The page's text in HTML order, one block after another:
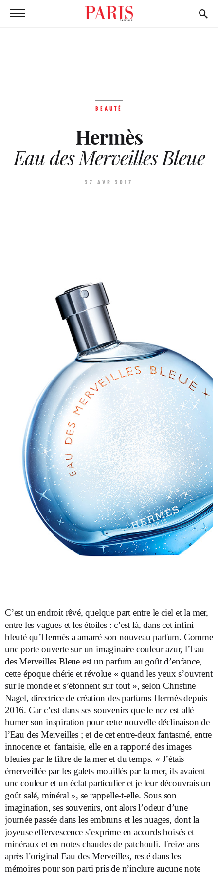
BEAUTÉ
Hermès
Eau des Merveilles Bleue
27 AVR 2017
C’est un endroit rêvé, quelque part entre le ciel et la mer,
entre les vagues et les étoiles : c’est là, dans cet infini
bleuté qu’Hermès a amarré son nouveau parfum. Comme
une porte ouverte sur un imaginaire couleur azur, l’Eau
des Merveilles Bleue est un parfum au goût d’enfance,
cette époque chérie et révolue « quand les yeux s’ouvrent
sur le monde et s’étonnent sur tout », selon Christine
Nagel, directrice de création des parfums Hermès depuis
2016. Car c’est dans ses souvenirs que le nez est allé
humer son inspiration pour cette nouvelle déclinaison de
l’Eau des Merveilles ; et de cet entre-deux fantasmé, entre
innocence et fantaisie, elle en a rapporté des images
bleuies par le filtre de la mer et du temps. « J’étais
émerveillée par les galets mouillés par la mer, ils avaient
une couleur et un éclat particulier et je leur découvrais un
goût salé, minéral », se rappelle-t-elle. Sous son
imagination, ses souvenirs, ont alors l’odeur d’une
journée passée dans les embruns et les nuages, dont la
joyeuse effervescence s’exprime en accords boisés et
minéraux et en notes chaudes de patchouli. Treize ans
après l’original Eau des Merveilles, resté dans les
mémoires pour son parti pris de n’inclure aucune note